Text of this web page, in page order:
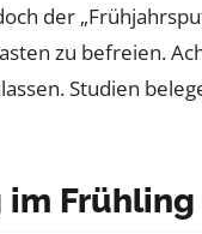
der
zu befreien.
Studien
im Frühling